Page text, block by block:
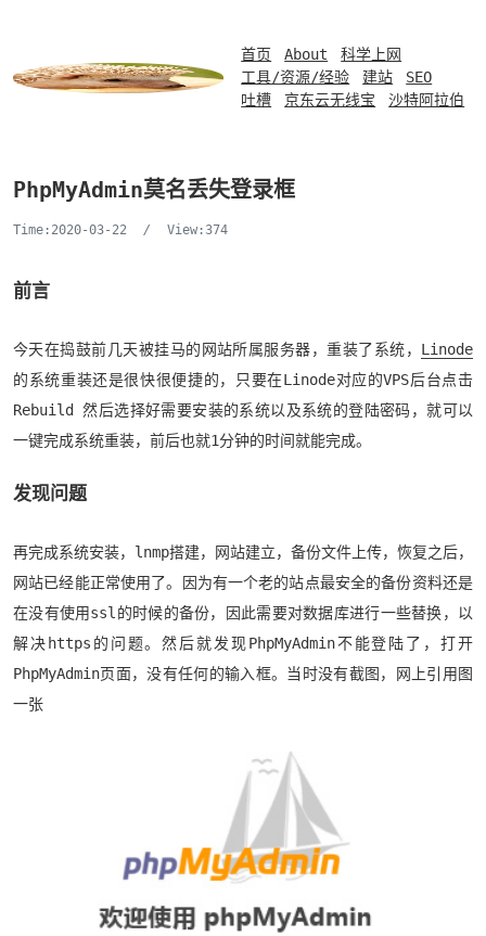
首页 About
科学上网
工具/资源/经验
建站
SEO
吐槽
京东云无线宝 沙特阿拉伯
PhpMyAdmin莫名丢失登录框
Time:2020-03-22 / View:374
前言
今天在捣鼓前几天被挂马的网站所属服务器，重装了系统， Linode
的系统重装还是很快很便捷的，只要在Linode对应的VPS后台点击
Rebuild 然后选择好需要安装的系统以及系统的登陆密码，就可以
一键完成系统重装，前后也就1分钟的时间就能完成。
发现问题
再完成系统安装，lnmp搭建，网站建立，备份文件上传，恢复之后，
网站已经能正常使用了。因为有一个老的站点最安全的备份资料还是
在没有使用ssl的时候的备份，因此需要对数据库进行一些替换，以
解决https的问题。然后就发现PhpMyAdmin不能登陆了，打开
PhpMyAdmin页面，没有任何的输入框。当时没有截图，网上引用图
一张